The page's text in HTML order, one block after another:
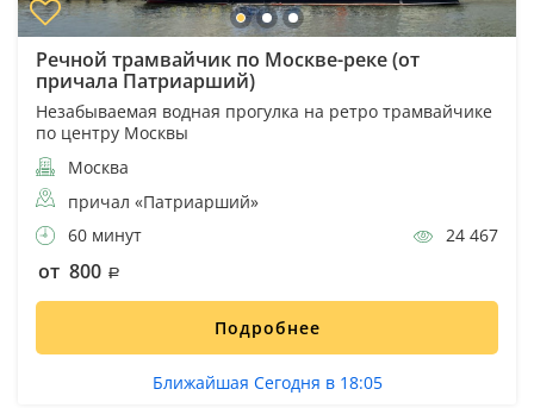
Речной трамвайчик по Москве-реке (от
причала Патриарший)
Незабываемая водная прогулка на ретро трамвайчике
по центру Москвы
Москва
причал «Патриарший»
60 минут
24 467
от 800
Подробнее
Ближайшая Сегодня в 18:05